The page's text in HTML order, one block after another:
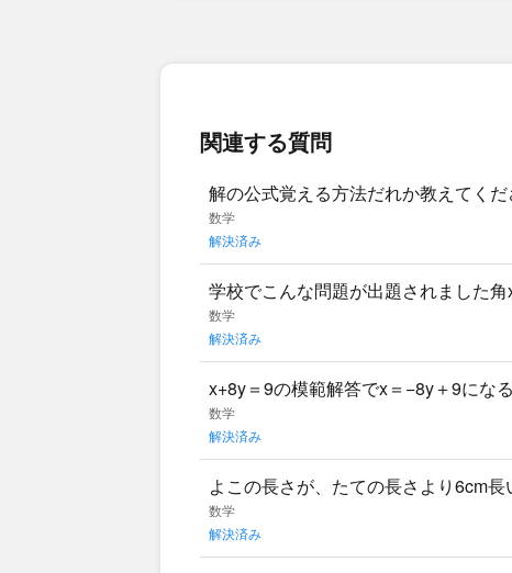
関連する質問
解の公式覚える方法だれか教えてくだ
数学
解決済み
学校でこんな問題が出題されました
数学
解決済み
x+8y＝9の模範解答でx＝−8y＋9にな
数学
解決済み
よこの長さが、たての長さより6cm
ての長さをxcmとして、方程式を作り
数学
解決済み